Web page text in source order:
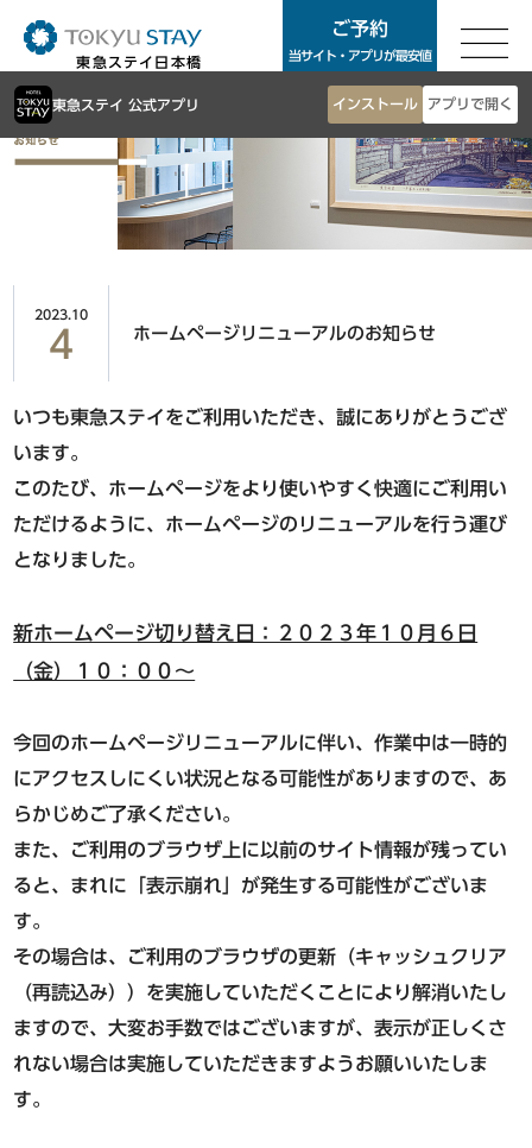
東急ステイ 公式アプリ インストール アプリで開く
東急ステイ日本橋
ご予約
当サイト・アプリが最安値
ご予約
東急ステイTOP
客室案内
朝食
お知らせ
アクセス
よくあるご質問
サステナビリティ
お問合せ
ホテル一覧
Language
新規会員登録 ログイン
『東急ステイ公式アプリ』
簡単！予約・決済
東京エリア
銀座・築地・新橋エリア
東急ステイ新橋
渋谷・青山・目黒・世田谷エリア
（2026年3月17日オープン）
東急ステイ目黒・祐天寺
東急ステイ用賀
東急ステイ新宿イーストサイド
東急ステイ新宿
（2026年9月29日リニューアル）
東急ステイ四谷
東急ステイ池袋
品川・五反田・蒲田エリア
2023.10
4 ホームページリニューアルのお知らせ
いつも東急ステイをご利用いただき、誠にありがとうござ
います。
このたび、ホームページをより使いやすく快適にご利用い
ただけるように、ホームページのリニューアルを行う運び
となりました。
新ホームページ切り替え日：２０２３年１０月６日
（金）１０：００～
今回のホームページリニューアルに伴い、作業中は一時的
にアクセスしにくい状況となる可能性がありますので、あ
らかじめご了承ください。
また、ご利用のブラウザ上に以前のサイト情報が残ってい
ると、まれに「表示崩れ」が発生する可能性がございま
す。
その場合は、ご利用のブラウザの更新（キャッシュクリア
（再読込み））を実施していただくことにより解消いたし
ますので、大変お手数ではございますが、表示が正しくさ
れない場合は実施していただきますようお願いいたしま
す。